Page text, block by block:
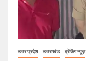
उत्तर प्रदेश उत्तराखंड ब्रेकिंग न्यूज़